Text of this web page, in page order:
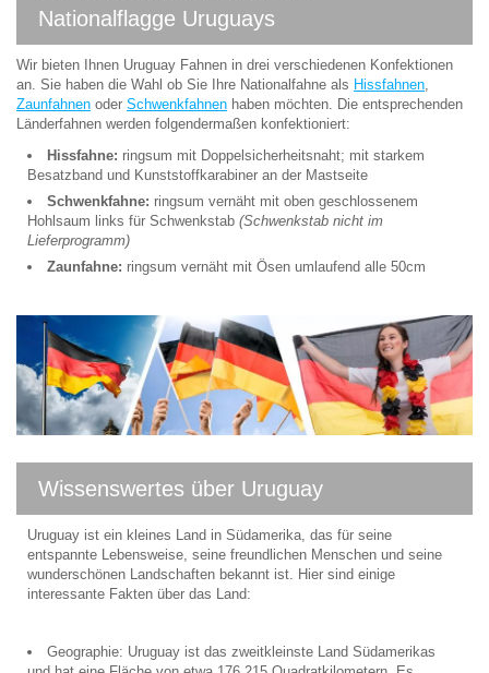
Nationalflagge Uruguays
Wir bieten Ihnen Uruguay Fahnen in drei verschiedenen Konfektionen
an. Sie haben die Wahl ob Sie Ihre Nationalfahne als Hissfahnen,
Zaunfahnen oder Schwenkfahnen haben möchten. Die entsprechenden
Länderfahnen werden folgendermaßen konfektioniert:
Hissfahne: ringsum mit Doppelsicherheitsnaht; mit starkem
Besatzband und Kunststoffkarabiner an der Mastseite
Schwenkfahne: ringsum vernäht mit oben geschlossenem
Hohlsaum links für Schwenkstab (Schwenkstab nicht im
Lieferprogramm)
Zaunfahne: ringsum vernäht mit Ösen umlaufend alle 50cm
Wissenswertes über Uruguay
Uruguay ist ein kleines Land in Südamerika, das für seine
entspannte Lebensweise, seine freundlichen Menschen und seine
wunderschönen Landschaften bekannt ist. Hier sind einige
interessante Fakten über das Land:
Geographie: Uruguay ist das zweitkleinste Land Südamerikas